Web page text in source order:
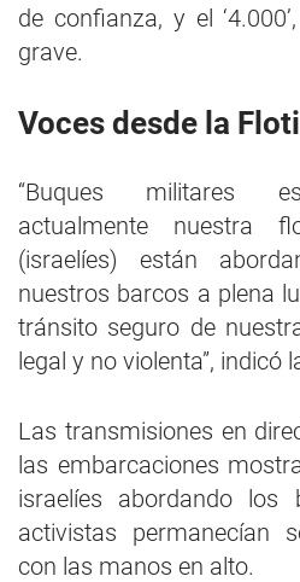
de confianza, y el
grave.
Voces desde la
“Buques militares
actualmente nuestra
(israelíes) están
nuestros barcos a plena
tránsito seguro de
legal y no violenta”, indicó
Las transmisiones en
las embarcaciones
israelíes abordando los
activistas permanecían
con las manos en alto.